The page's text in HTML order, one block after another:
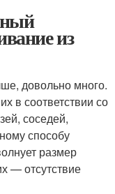
из
довольно много.
в соответствии со
соседей,
способу
размер
— отсутствие